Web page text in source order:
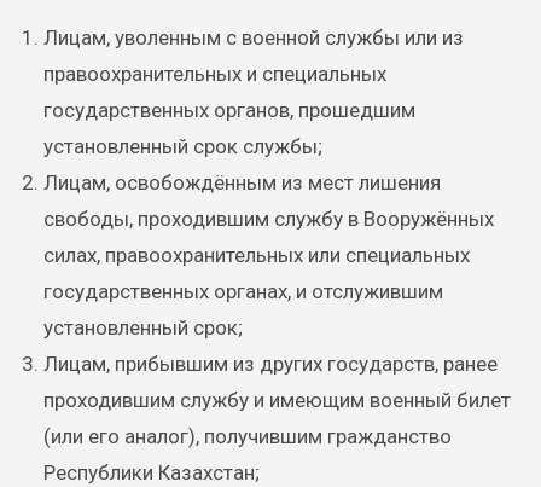
Лицам, уволенным с военной службы или из
правоохранительных и специальных
государственных органов, прошедшим
установленный срок службы;
Лицам, освобождённым из мест лишения
свободы, проходившим службу в Вооружённых
силах, правоохранительных или специальных
государственных органах, и отслужившим
установленный срок;
Лицам, прибывшим из других государств, ранее
проходившим службу и имеющим военный билет
(или его аналог), получившим гражданство
Республики Казахстан;